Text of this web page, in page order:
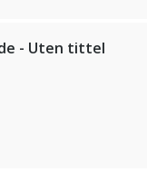
- Uten tittel